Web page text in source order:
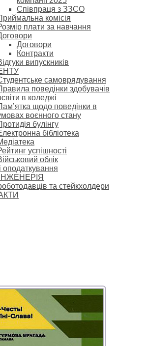
Співпраця з ЗЗСО
комісія
плати за навчання
Договори
Контракти
випускників
самоврядування
поведінки здобувачів
в коледжі
щодо поведінки в
воєнного стану
булінгу
бібліотека
успішності
облік
оподаткування
та стейкхолдери